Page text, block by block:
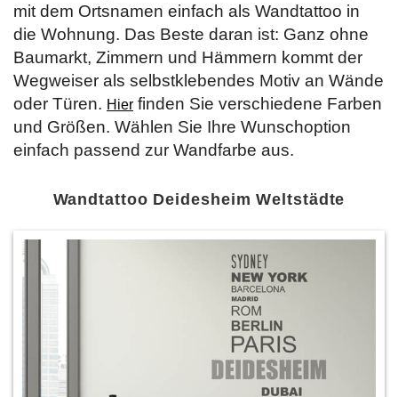
mit dem Ortsnamen einfach als Wandtattoo in
die Wohnung. Das Beste daran ist: Ganz ohne
Baumarkt, Zimmern und Hämmern kommt der
Wegweiser als selbstklebendes Motiv an Wände
oder Türen. Hier finden Sie verschiedene Farben
und Größen. Wählen Sie Ihre Wunschoption
einfach passend zur Wandfarbe aus.
Wandtattoo Deidesheim Weltstädte